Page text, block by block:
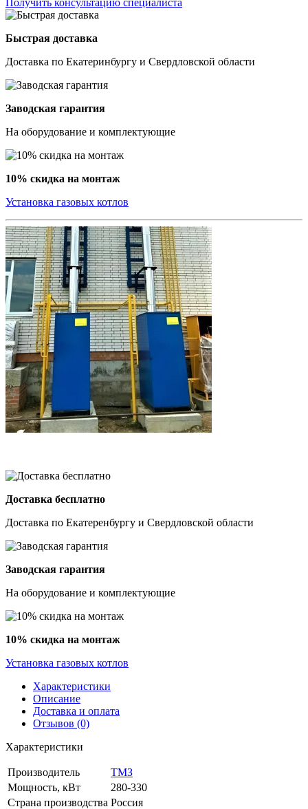
Быстрая доставка
Доставка по Екатеринбургу и Свердловской области
Заводская гарантия
На оборудование и комплектующие
10% скидка на монтаж
Установка газовых котлов
Доставка бесплатно
Доставка по Екатеренбургу и Свердловской области
Заводская гарантия
На оборудование и комплектующие
10% скидка на монтаж
Установка газовых котлов
Характеристики
Описание
Доставка и оплата
Отзывов (0)
Характеристики
Производитель
ТМЗ
Мощность, кВт
280-330
Страна производства Россия